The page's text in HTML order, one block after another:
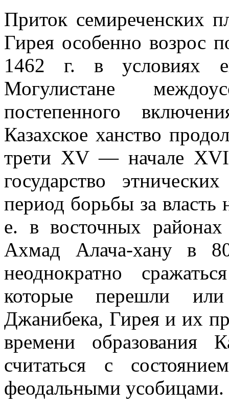
Приток семиреченских
Гирея особенно возрос
1462 г. в условиях
Могулистане
постепенного
Казахское ханство
трети XV — начале
государство
период борьбы за
е. в восточных районах
Ахмад Алача-хану в
неоднократно
которые перешли
Джанибека, Гирея и их
времени образования
считаться с
феодальными усобицами.